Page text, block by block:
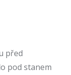
před
pod stanem